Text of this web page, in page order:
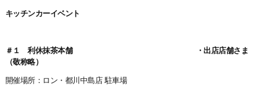
キッチンカーイベント
＃１ 利休抹茶本舗 ・出店店舗さま
（敬称略）
開催場所：ロン・都川中島店 駐車場